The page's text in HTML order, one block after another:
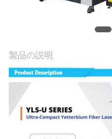
ス
決
製品の説明